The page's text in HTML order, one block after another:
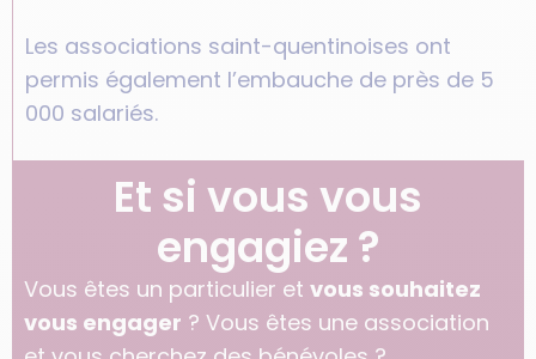
Les associations saint-quentinoises ont
permis également l’embauche de près de 5
000 salariés.
Et si vous vous
engagiez ?
Vous êtes un particulier et vous souhaitez
vous engager ? Vous êtes une association